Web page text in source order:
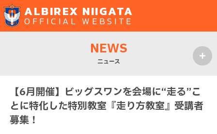
ALBIREX NIIGATA
OFFICIAL WEBSITE
NEWS
ニュース
【6月開催】ビッグスワンを会場に“走る”こ
とに特化した特別教室『走り方教室』受講者
募集！